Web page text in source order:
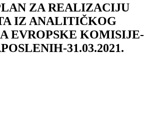
ZA REALIZACIJU
IZ ANALITIČKOG
EVROPSKE KOMISIJE-
31.03.2021.